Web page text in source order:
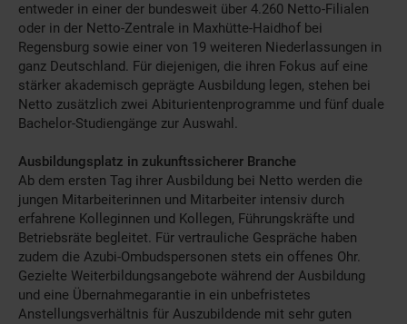
entweder in einer der bundesweit über 4.260 Netto-Filialen
oder in der Netto-Zentrale in Maxhütte-Haidhof bei
Regensburg sowie einer von 19 weiteren Niederlassungen in
ganz Deutschland. Für diejenigen, die ihren Fokus auf eine
stärker akademisch geprägte Ausbildung legen, stehen bei
Netto zusätzlich zwei Abiturientenprogramme und fünf duale
Bachelor-Studiengänge zur Auswahl.
Ausbildungsplatz in zukunftssicherer Branche
Ab dem ersten Tag ihrer Ausbildung bei Netto werden die
jungen Mitarbeiterinnen und Mitarbeiter intensiv durch
erfahrene Kolleginnen und Kollegen, Führungskräfte und
Betriebsräte begleitet. Für vertrauliche Gespräche haben
zudem die Azubi-Ombudspersonen stets ein offenes Ohr.
Gezielte Weiterbildungsangebote während der Ausbildung
und eine Übernahmegarantie in ein unbefristetes
Anstellungsverhältnis für Auszubildende mit sehr guten